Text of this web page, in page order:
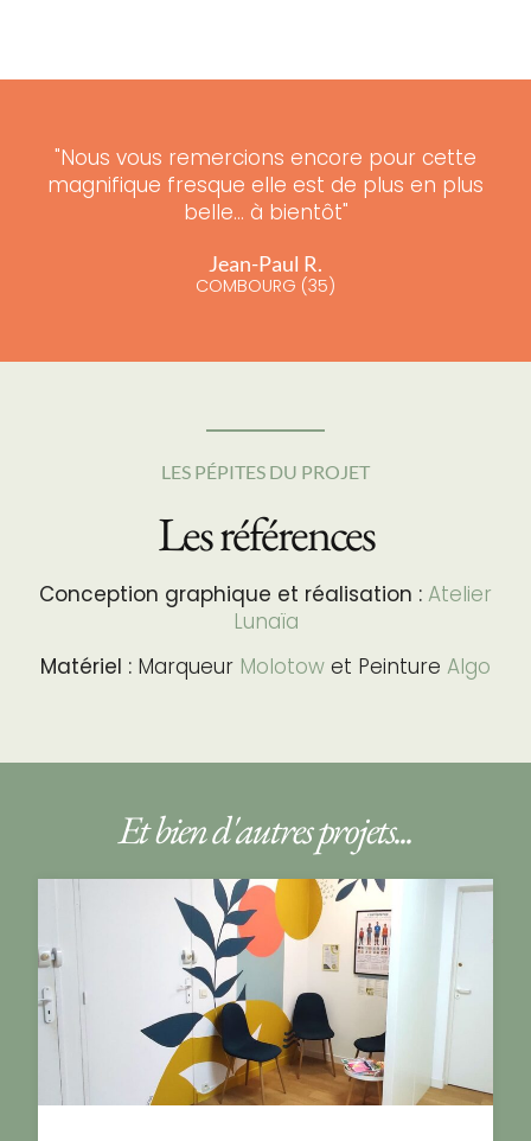
"Nous vous remercions encore pour cette
magnifique fresque elle est de plus en plus
belle... à bientôt"
Jean-Paul R.
COMBOURG (35)
LES PÉPITES DU PROJET
Les références
Conception graphique et réalisation : Atelier
Lunaïa
Matériel : Marqueur Molotow et Peinture Algo
Et bien d'autres projets...